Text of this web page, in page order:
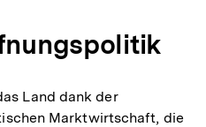
Land dank der
Marktwirtschaft, die